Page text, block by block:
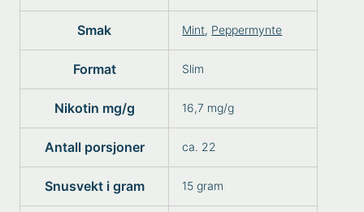
Smak Mint, Peppermynte
Format Slim
Nikotin mg/g 16,7 mg/g
Antall porsjoner ca. 22
Snusvekt i gram 15 gram